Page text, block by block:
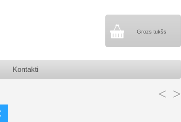
Grozs tukšs
Kontakti
< >